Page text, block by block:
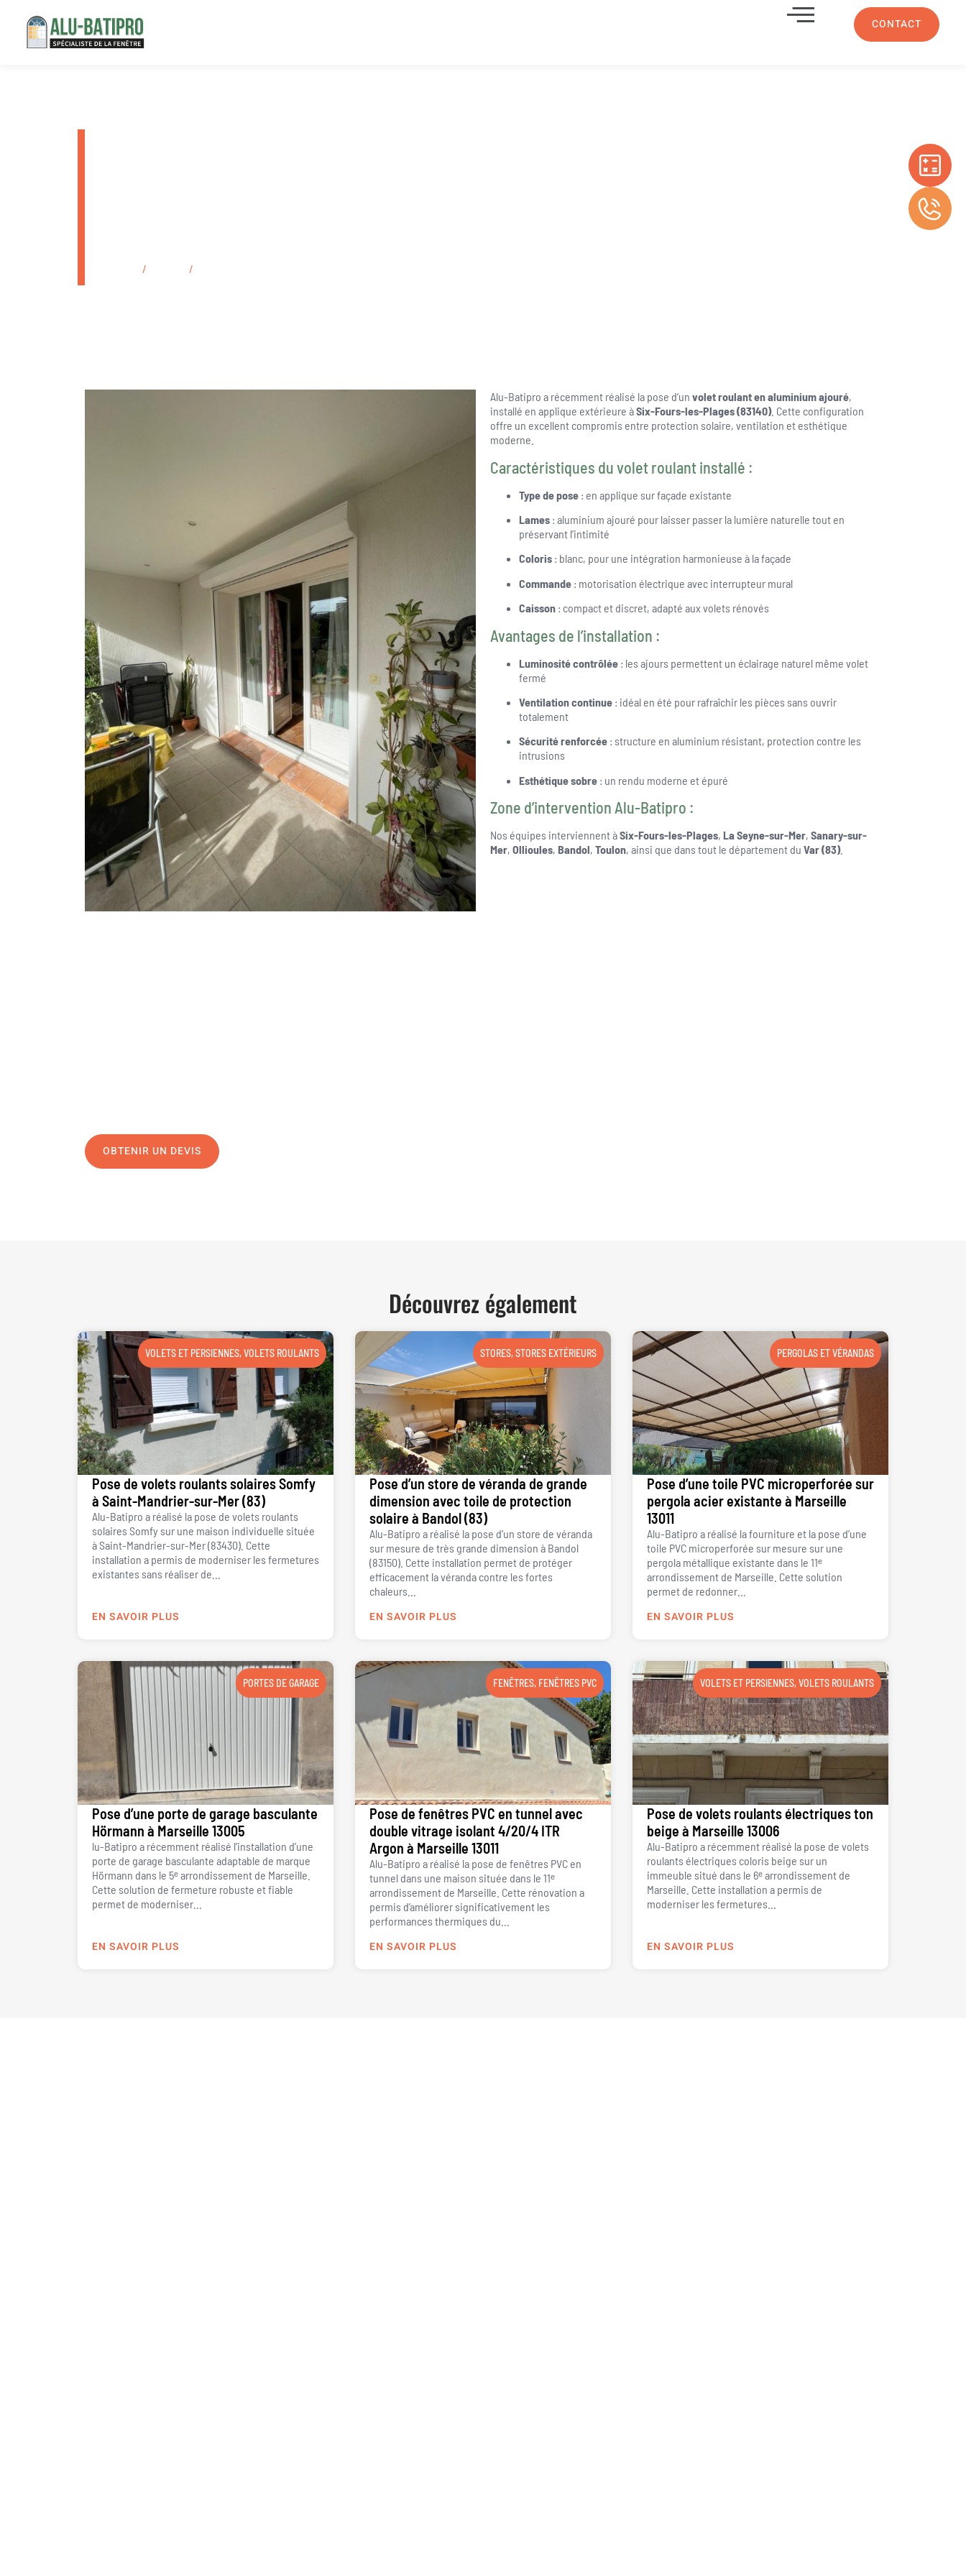
CONTACT
/ /
Alu-Batipro a récemment réalisé la pose d’un volet roulant en aluminium ajouré,
installé en applique extérieure àSix-Fours-les-Plages (83140). Cette configuration
offre un excellent compromis entre protection solaire, ventilation et esthétique
moderne.
Caractéristiques du volet roulant installé :
Type de pose : en applique sur façade existante
Lames : aluminium ajouré pour laisser passer la lumière naturelle tout en
préservant l’intimité
Coloris : blanc, pour une intégration harmonieuse à la façade
Commande : motorisation électrique avec interrupteur mural
Caisson : compact et discret, adapté aux volets rénovés
Avantages de l’installation :
Luminosité contrôlée : les ajours permettent un éclairage naturel même volet
fermé
Ventilation continue : idéal en été pour rafraîchir les pièces sans ouvrir
totalement
Sécurité renforcée : structure en aluminium résistant, protection contre les
intrusions
Esthétique sobre : un rendu moderne et épuré
Zone d’intervention Alu-Batipro :
Nos équipes interviennent àSix-Fours-les-Plages, La Seyne-sur-Mer, Sanary-sur-
Mer, Ollioules, Bandol, Toulon, ainsi que dans tout le département du Var (83).
OBTENIR UN DEVIS
Découvrez également
VOLETS ET PERSIENNES,VOLETS ROULANTS
Pose de volets roulants solaires Somfy
à Saint-Mandrier-sur-Mer (83)
Alu-Batipro a réalisé la pose de volets roulants
solaires Somfy sur une maison individuelle située
à Saint-Mandrier-sur-Mer (83430). Cette
installation a permis de moderniser les fermetures
existantes sans réaliser de...
EN SAVOIR PLUS
STORES,STORES EXTÉRIEURS
Pose d’un store de véranda de grande
dimension avec toile de protection
solaire à Bandol (83)
Alu-Batipro a réalisé la pose d’un store de véranda
sur mesure de très grande dimension à Bandol
(83150). Cette installation permet de protéger
efficacement la véranda contre les fortes
chaleurs...
EN SAVOIR PLUS
PERGOLAS ET VÉRANDAS
Pose d’une toile PVC microperforée sur
pergola acier existante à Marseille
13011
Alu-Batipro a réalisé la fourniture et la pose d’une
toile PVC microperforée sur mesure sur une
pergola métallique existante dans le 11ᵉ
arrondissement de Marseille. Cette solution
permet de redonner...
EN SAVOIR PLUS
PORTES DE GARAGE
Pose d’une porte de garage basculante
Hörmann à Marseille 13005
lu-Batipro a récemment réalisé l’installation d’une
porte de garage basculante adaptable de marque
Hörmann dans le 5ᵉ arrondissement de Marseille.
Cette solution de fermeture robuste et fiable
permet de moderniser...
EN SAVOIR PLUS
FENÊTRES, FENÊTRES PVC
Pose de fenêtres PVC en tunnel avec
double vitrage isolant 4/20/4 ITR
Argon à Marseille 13011
Alu-Batipro a réalisé la pose de fenêtres PVC en
tunnel dans une maison située dans le 11ᵉ
arrondissement de Marseille. Cette rénovation a
permis d’améliorer significativement les
performances thermiques du...
EN SAVOIR PLUS
VOLETS ET PERSIENNES,VOLETS ROULANTS
Pose de volets roulants électriques ton
beige à Marseille 13006
Alu-Batipro a récemment réalisé la pose de volets
roulants électriques coloris beige sur un
immeuble situé dans le 6ᵉ arrondissement de
Marseille. Cette installation a permis de
moderniser les fermetures...
EN SAVOIR PLUS